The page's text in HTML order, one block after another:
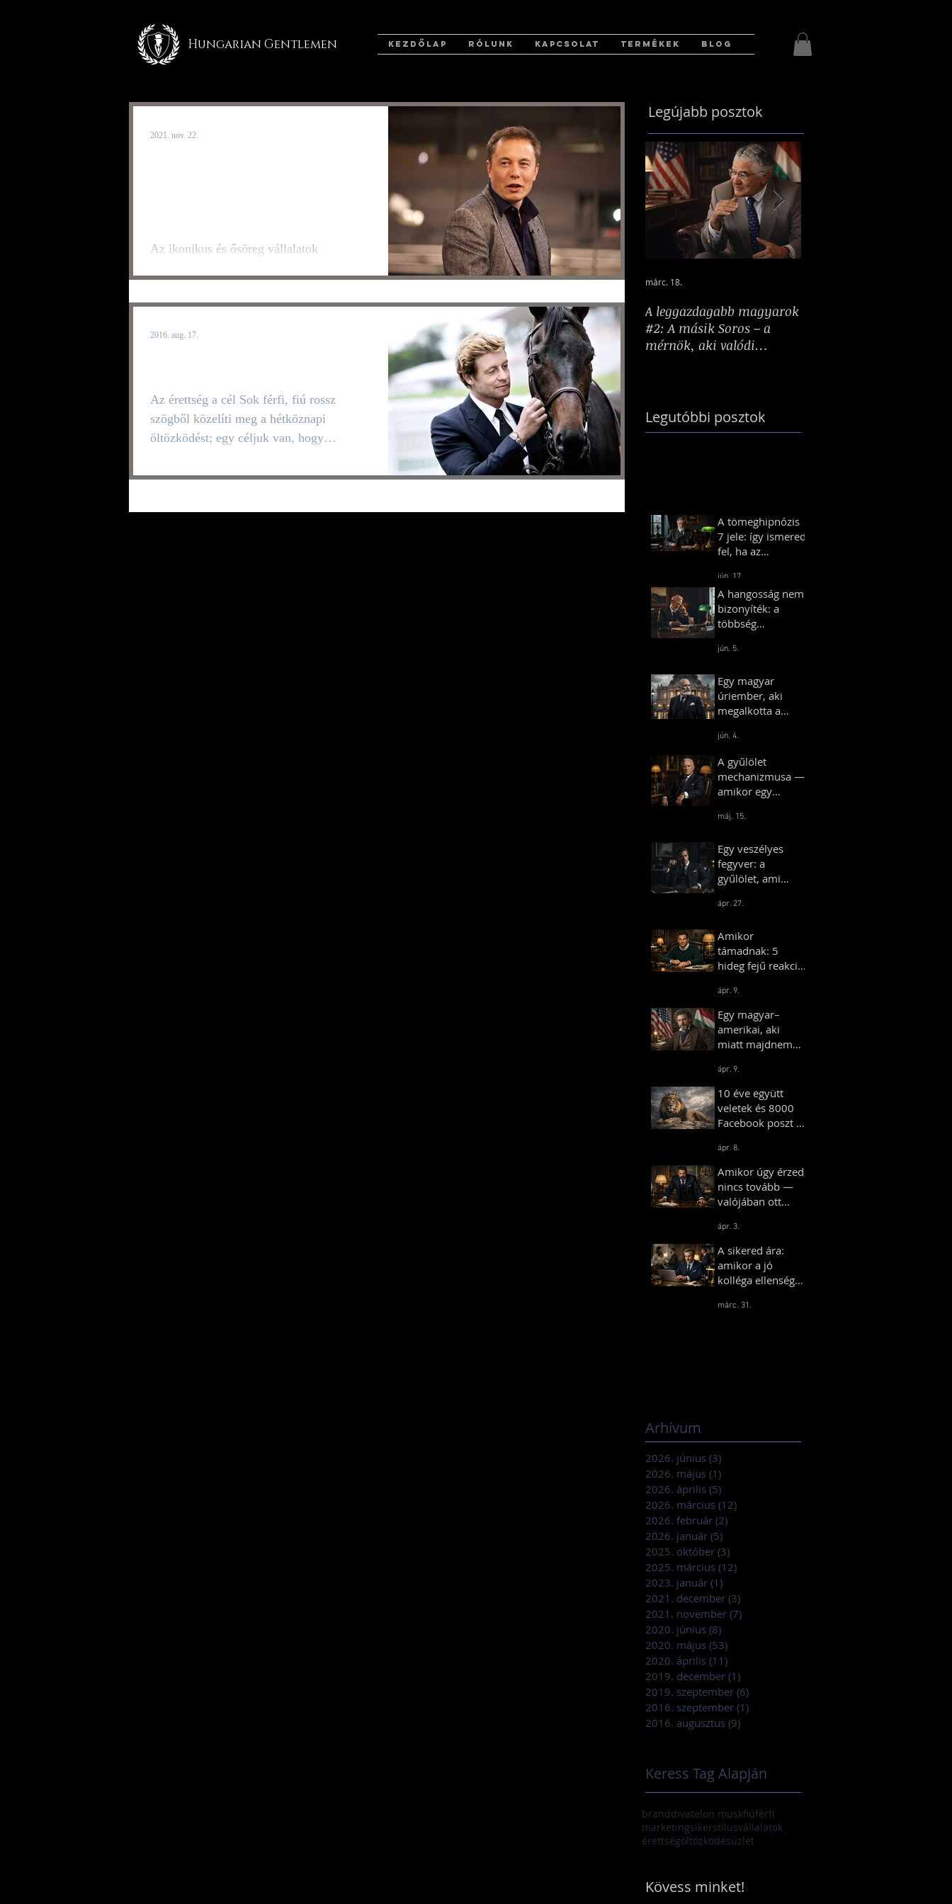
Hungarian Gentlemen KEZDŐLAP RÓLUNK KAPCSOLAT TERMÉKEK BLOG
Az ikonikus és ősöreg vállalatok
2021. nov. 22.
Az érettség a cél Sok férfi, fiú rossz
szögből közelíti meg a hétköznapi
öltözködést; egy céljuk van, hogy
2016. aug. 17.
Legújabb posztok
A leggazdagabb magyarok
#2: A másik Soros – a
mérnök, aki valódi
márc. 18.
Legutóbbi posztok
A tömeghipnózis
7 jele: így ismered
fel, ha az
kollégáid
„tömeghipnózis”
alatt állnak
jún. 17.
A hangosság nem
bizonyíték: a
többség
pszichológiája
jún. 5.
Egy magyar
úriember, aki
megalkotta a
Budapestjét –
Hauszmann
Alajos története
jún. 4.
A gyűlölet
mechanizmusa —
amikor egy
önmaga ellen
máj. 15.
Egy veszélyes
fegyver: a
gyűlölet, ami
terel
ápr. 27.
Amikor
támadnak: 5
hideg fejű reakció,
helyez
ápr. 9.
Egy magyar–
amerikai, aki
miatt majdnem
egy másik, aki
farmot vett
Amerikában
ápr. 9.
10 éve együtt
veletek és 8000
Facebook poszt —
Gentlemen
Mérföldkő
ápr. 8.
Amikor úgy érzed,
nincs tovább —
valójában ott
ápr. 3.
A sikered ára:
amikor a jó
kolléga ellenséggé
márc. 31.
Arhívum
2026. június (3)
2026. május (1)
2026. április (5)
2026. március (12)
2026. február (2)
2026. január (5)
2025. október (3)
2025. március (12)
2023. január (1)
2021. december (3)
2021. november (7)
2020. június (8)
2020. május (53)
2020. április (11)
2019. december (1)
2019. szeptember (6)
2016. szeptember (1)
2016. augusztus (9)
Keress Tag Alapján
branddivatelon muskfiúférfi
marketingsikerstílusvállalatok
érettségöltözködésüzlet
Kövess minket!